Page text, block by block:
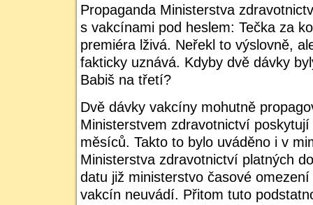
Propaganda Ministerstva
s vakcínami pod heslem: Tečka za
premiéra lživá. Neřekl to výslovně,
fakticky uznává. Kdyby dvě dávky
Babiš na třetí?
Dvě dávky vakcíny mohutně
Ministerstvem zdravotnictví
měsíců. Takto to bylo uváděno i v
Ministerstva zdravotnictví platných
datu již ministerstvo časové
vakcín neuvádí. Přitom tuto